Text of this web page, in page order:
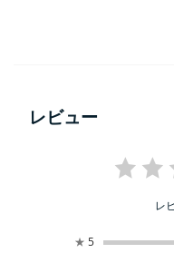
レビュー
レ
★ 5